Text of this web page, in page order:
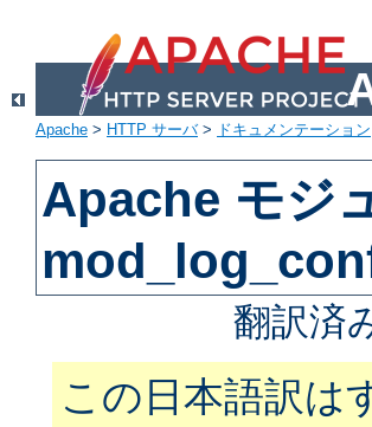
Apache > HTTP サーバ> ドキュメンテーション
Apache モジ
翻訳済
この日本語訳は